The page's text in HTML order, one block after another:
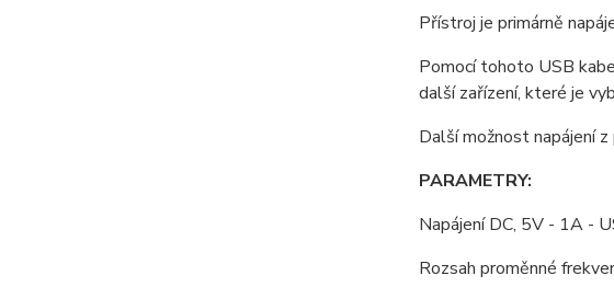
Přístroj je primárně
Pomocí tohoto USB
další zařízení, které je
Další možnost napájení
PARAMETRY:
Napájení DC, 5V - 1A -
Rozsah proměnné